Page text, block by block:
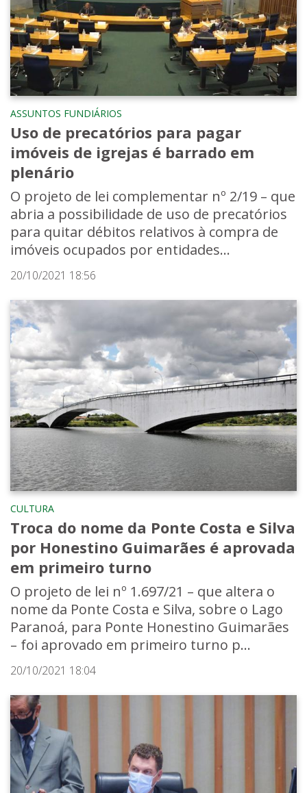
ASSUNTOS FUNDIÁRIOS
Uso de precatórios para pagar
imóveis de igrejas é barrado em
plenário
O projeto de lei complementar nº 2/19 – que
abria a possibilidade de uso de precatórios
para quitar débitos relativos à compra de
imóveis ocupados por entidades...
20/10/2021 18:56
CULTURA
Troca do nome da Ponte Costa e Silva
por Honestino Guimarães é aprovada
em primeiro turno
O projeto de lei nº 1.697/21 – que altera o
nome da Ponte Costa e Silva, sobre o Lago
Paranoá, para Ponte Honestino Guimarães
– foi aprovado em primeiro turno p...
20/10/2021 18:04